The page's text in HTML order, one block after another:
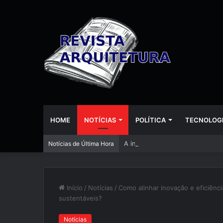
HOME NOTÍCIAS POLÍTICA
Notícias de Última Hora A inteligência artificial está
Início / Notícias / Como alinhar inovação e
sustentáveis?
Notícias